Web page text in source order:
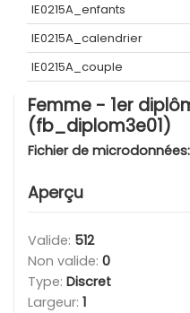
IE0215A_enfants
IE0215A_calendrier
IE0215A_couple
Femme - 1er
(fb_diplom3e01)
Fichier de microdonnées:
Aperçu
Valide: 512
Non valide: 0
Type: Discret
Largeur: 1